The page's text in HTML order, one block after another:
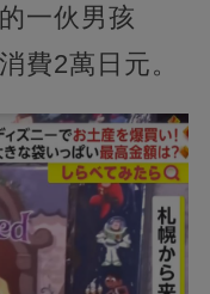
一伙男孩
費2萬日元。